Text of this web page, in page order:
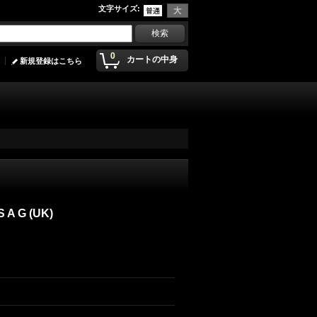
文字サイズ:
0 カートの中身
新規登録はこちら
A G (UK)